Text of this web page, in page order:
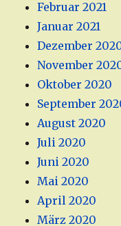
Februar 2021
Januar 2021
Dezember
November
Oktober 2020
September
August 2020
Juli 2020
Juni 2020
Mai 2020
April 2020
März 2020